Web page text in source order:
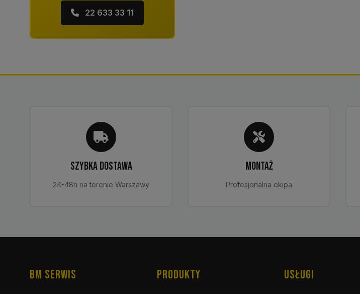
22 633 33 11
SZYBKA DOSTAWA
24-48h na terenie Warszawy
MONTAŻ
Profesjonalna ekipa
BM SERWIS PRODUKTY USŁUGI